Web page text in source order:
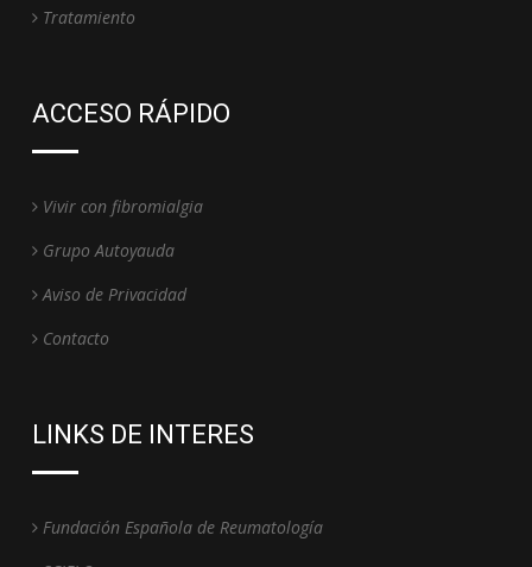
Tratamiento
ACCESO RÁPIDO
Vivir con fibromialgia
Grupo Autoyauda
Aviso de Privacidad
Contacto
LINKS DE INTERES
Fundación Española de Reumatología